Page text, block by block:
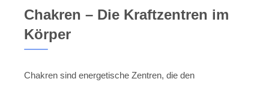
Chakren – Die Kraftzentren im
Körper
Chakren sind energetische Zentren, die den